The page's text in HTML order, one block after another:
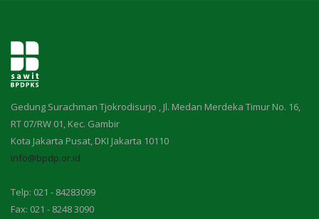
Gedung Surachman Tjokrodisurjo , Jl. Medan Merdeka Timur No. 16,
RT 07/RW 01, Kec. Gambir
Kota Jakarta Pusat, DKI Jakarta 10110
info@bpdp.or.id
Telp: 021 - 84283099
Fax: 021 - 8248 3090